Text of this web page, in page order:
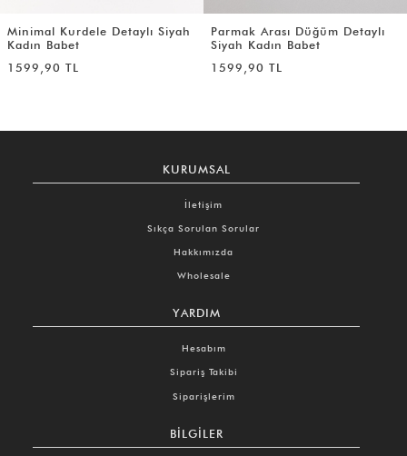
Minimal Kurdele Detaylı Siyah
Kadın Babet
1599,90 TL
Parmak Arası Düğüm Detaylı
Siyah Kadın Babet
1599,90 TL
KURUMSAL
İletişim
Sıkça Sorulan Sorular
Hakkımızda
Wholesale
YARDIM
Hesabım
Sipariş Takibi
Siparişlerim
BILGILER